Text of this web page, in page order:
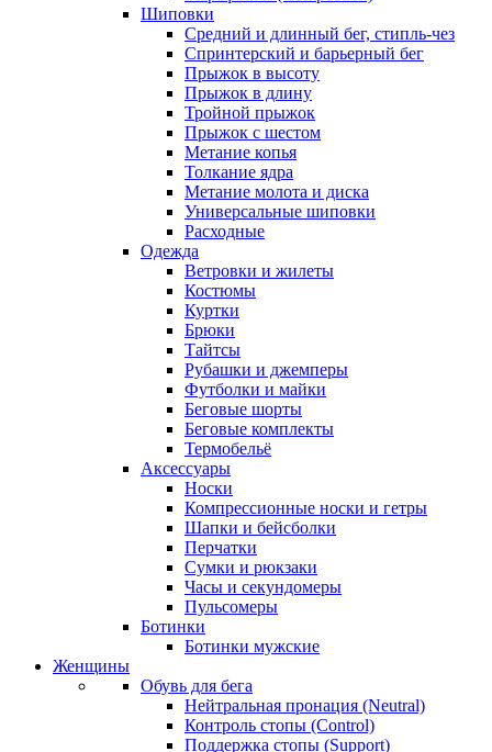
Шиповки
Средний и длинный бег, стипль-чез
Cпринтерский и барьерный бег
Прыжок в высоту
Прыжок в длину
Тройной прыжок
Прыжок с шестом
Метание копья
Толкание ядра
Метание молота и диска
Универсальные шиповки
Расходные
Одежда
Ветровки и жилеты
Костюмы
Куртки
Брюки
Тайтсы
Рубашки и джемперы
Футболки и майки
Беговые шорты
Беговые комплекты
Термобельё
Аксессуары
Носки
Компрессионные носки и гетры
Шапки и бейсболки
Перчатки
Сумки и рюкзаки
Часы и секундомеры
Пульсомеры
Ботинки
Ботинки мужские
Женщины
Обувь для бега
Нейтральная пронация (Neutral)
Контроль стопы (Control)
Поддержка стопы (Support)